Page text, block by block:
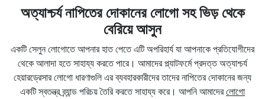
অত্যাশ্চর্য নাপিতের দোকানের লোগো সহ ভিড় থেকে
বেরিয়ে আসুন
একটি সেলুন লোগোতে আপনার হাত পেতে এটি অপরিহার্য যা আপনাকে প্রতিযোগীদের
থেকে আলাদা হতে সাহায্য করতে পারে। আমাদের প্ল্যাটফর্মে প্রদত্ত অত্যাশ্চর্য
হেয়ারড্রেসার লোগো ধারণাগুলি এর ব্যবহারকারীদের তাদের নাপিতের দোকানের জন্য
একটি স্বতন্ত্র ব্র্যান্ড পরিচয় তৈরি করতে সাহায্য করে। আপনি আমাদেরলোগো